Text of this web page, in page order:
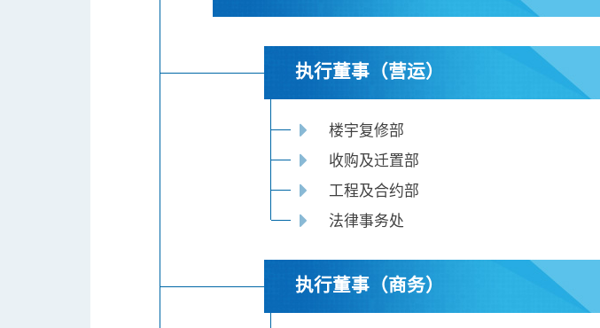
执行董事（营运）
楼宇复修部
收购及迁置部
工程及合约部
法律事务处
执行董事（商务）